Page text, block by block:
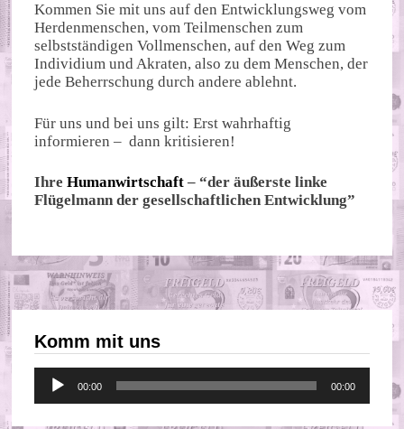
Kommen Sie mit uns auf den Entwicklungsweg vom
Herdenmenschen, vom Teilmenschen zum
selbstständigen Vollmenschen, auf den Weg zum
Individium und Akraten, also zu dem Menschen, der
jede Beherrschung durch andere ablehnt.
Für uns und bei uns gilt: Erst wahrhaftig
informieren – dann kritisieren!
IhreHumanwirtschaft – “der äußerste linke
Flügelmann der gesellschaftlichen Entwicklung”
Komm mit uns
Audio-
Player
00:00 00:00